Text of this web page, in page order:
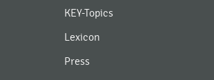
KEY-Topics
Lexicon
Press